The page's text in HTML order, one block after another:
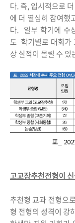
다. 즉, 입시적으로
에 더 열심히 참여했
다. 일부 학기에 수
도 학기별로 대회가
상 실적이 몰릴 수
표_
고교장추천전형이
추천형 교과 전형으
형 전형의 성격이 강